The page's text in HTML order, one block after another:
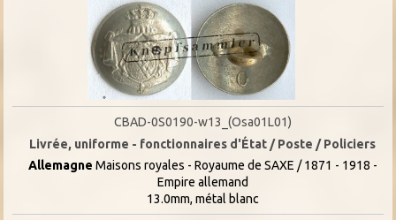
CBAD-0S0190-w13_(Osa01L01)
Livrée, uniforme - fonctionnaires d'État / Poste / Policiers
Allemagne Maisons royales - Royaume de SAXE / 1871 - 1918 -
Empire allemand
13.0mm, métal blanc